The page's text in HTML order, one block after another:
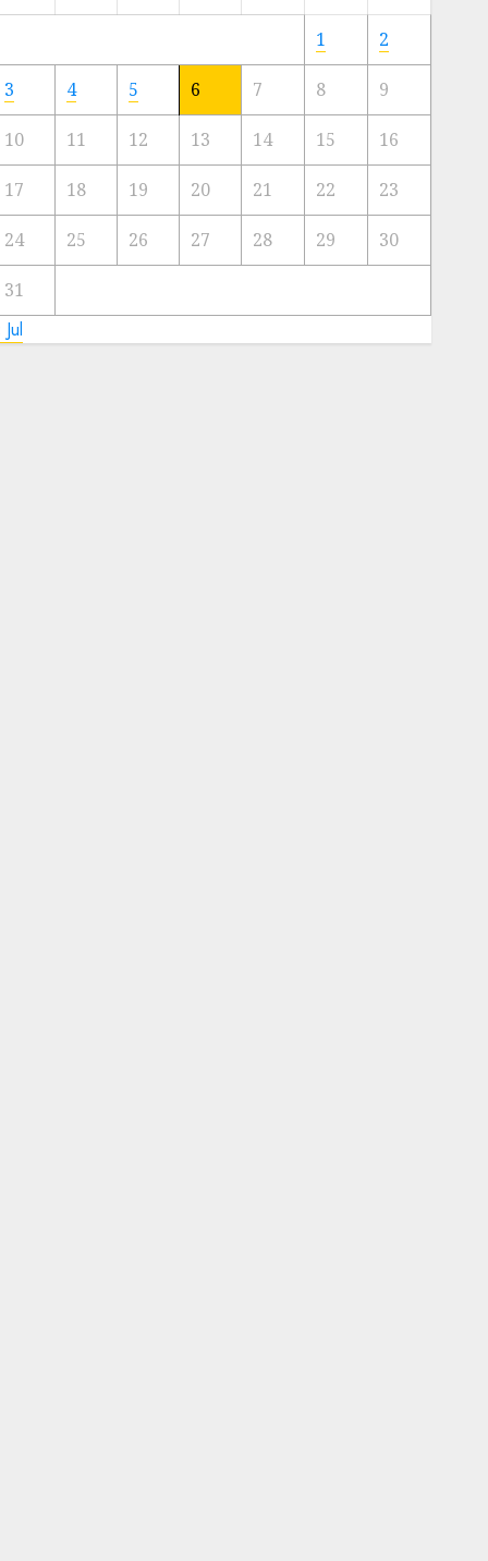
Artis
Kota
23/11/2024
0
1 2
3 4 5 6 7 8 9
10 11 12 13 14 15 16
17 18 19 20 21 22 23
24 25 26 27 28 29 30
31